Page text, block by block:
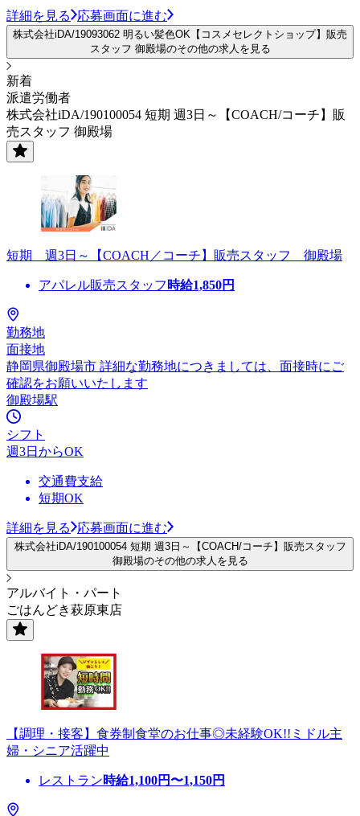
詳細を見る 応募画面に進む
株式会社iDA/19093062 明るい髪色OK【コスメセレクトショップ】販売
スタッフ 御殿場のその他の求人を見る
新着
派遣労働者
株式会社iDA/190100054 短期 週3日～【COACH/コーチ】販
売スタッフ 御殿場
短期 週3日～【COACH／コーチ】販売スタッフ 御殿場
アパレル販売スタッフ 時給1,850円
勤務地
面接地
静岡県御殿場市 詳細な勤務地につきましては、面接時にご
確認をお願いいたします
御殿場駅
シフト
週3日からOK
交通費支給
短期OK
詳細を見る 応募画面に進む
株式会社iDA/190100054 短期 週3日～【COACH/コーチ】販売スタッフ
御殿場のその他の求人を見る
アルバイト・パート
ごはんどき萩原東店
【調理・接客】食券制食堂のお仕事◎未経験OK!!ミドル主
婦・シニア活躍中
レストラン時給1,100円〜1,150円